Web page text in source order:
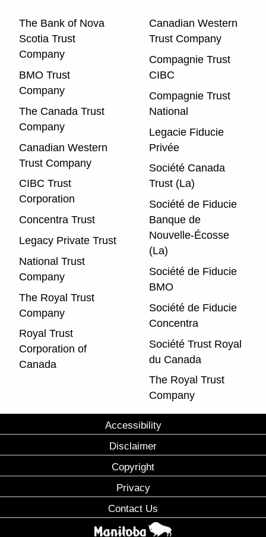
The Bank of Nova
Scotia Trust
Company
BMO Trust
Company
The Canada Trust
Company
Canadian Western
Trust Company
CIBC Trust
Corporation
Concentra Trust
Legacy Private Trust
National Trust
Company
The Royal Trust
Company
Royal Trust
Corporation of
Canada
Canadian Western
Trust Company
Compagnie Trust
CIBC
Compagnie Trust
National
Legacie Fiducie
Privée
Société Canada
Trust (La)
Société de Fiducie
Banque de
Nouvelle-Écosse
(La)
Société de Fiducie
BMO
Société de Fiducie
Concentra
Société Trust Royal
du Canada
The Royal Trust
Company
Accessibility
Disclaimer
Copyright
Privacy
Contact Us